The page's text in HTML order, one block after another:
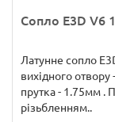
Сопло E3D V6
Латунне сопло
вихідного
прутка - 1.75мм .
різьбленням..